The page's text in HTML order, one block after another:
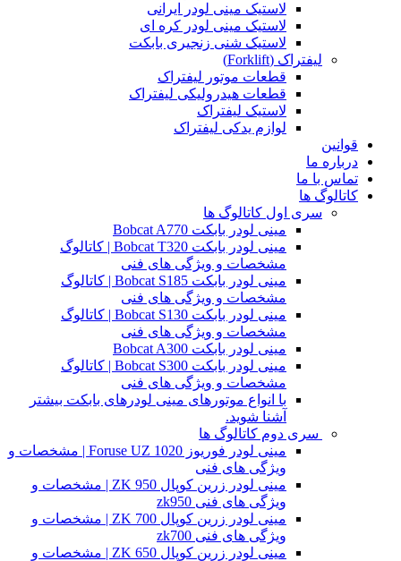
لاستیک مینی لودر ایرانی
لاستیک مینی لودر کره ای
لاستیک شنی زنجیری بابکت
لیفتراک (Forklift)
قطعات موتور لیفتراک
قطعات هیدرولیکی لیفتراک
لاستیک لیفتراک
لوازم یدکی لیفتراک
قوانین
درباره ما
تماس با ما
کاتالوگ ها
سری اول کاتالوگ ها
مینی لودر بابکت Bobcat A770
مینی لودر بابکت Bobcat T320 | کاتالوگ
مشخصات و ویژگی های فنی
مینی لودر بابکت Bobcat S185 | کاتالوگ
مشخصات و ویژگی های فنی
مینی لودر بابکت Bobcat S130 | کاتالوگ
مشخصات و ویژگی های فنی
مینی لودر بابکت Bobcat A300
مینی لودر بابکت Bobcat S300 | کاتالوگ
مشخصات و ویژگی های فنی
با انواع موتورهای مینی لودرهای بابکت بیشتر
آشنا شوید.
سری دوم کاتالوگ ها
مینی لودر فوریوز Foruse UZ 1020 | مشخصات و
ویژگی های فنی
مینی لودر زرین کوپال ZK 950 | مشخصات و
ویژگی های فنی zk950
مینی لودر زرین کوپال ZK 700 | مشخصات و
ویژگی های فنی zk700
مینی لودر زرین کوپال ZK 650 | مشخصات و